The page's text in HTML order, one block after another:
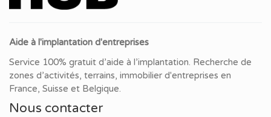
Aide à l'implantation d'entreprises
Service 100% gratuit d’aide à l’implantation. Recherche de
zones d’activités, terrains, immobilier d'entreprises en
France, Suisse et Belgique.
Nous contacter